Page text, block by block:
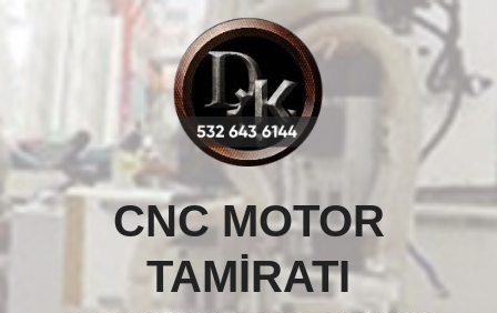
CNC MOTOR
TAMIRATI